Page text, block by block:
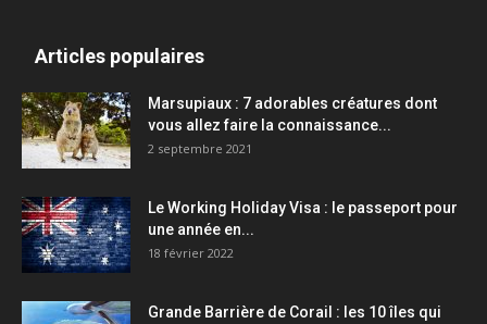
Articles populaires
Marsupiaux : 7 adorables créatures dont
vous allez faire la connaissance...
2 septembre 2021
Le Working Holiday Visa : le passeport pour
une année en...
18 février 2022
Grande Barrière de Corail : les 10 îles qui